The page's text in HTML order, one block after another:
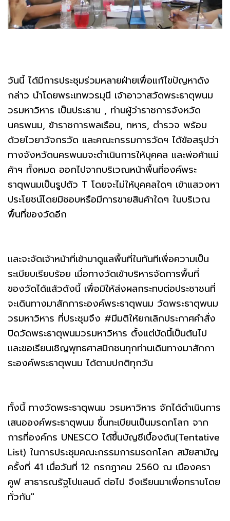
วันนี้ ได้มีการประชุมร่วมหลายฝ่ายเพื่อแก้ไขปัญหาดัง
กล่าว นำโดยพระเทพวรมุนี เจ้าอาวาสวัดพระธาตุพนม
วรมหาวิหาร เป็นประธาน , ท่านผู้ว่าราชการจังหวัด
นครพนม, ข้าราชการพลเรือน, ทหาร, ตำรวจ พร้อม
ด้วยไวยาวัจกรวัด และคณะกรรมการวัดฯ ได้ข้อสรุปว่า
ทางจังหวัดนครพนมจะดำเนินการให้บุคคล และพ่อค้าแม่
ค้าฯ ทั้งหมด ออกไปจากบริเวณหน้าพื้นที่องค์พระ
ธาตุพนมเป็นรูปตัว T โดยจะไม่ให้บุคคลใดๆ เข้าแสวงหา
ประโยชน์โดยมิชอบหรือมีการขายสินค้าใดๆ ในบริเวณ
พื้นที่ของวัดอีก
และจะจัดเจ้าหน้าที่เข้ามาดูแลพื้นที่ในทันทีเพื่อความเป็น
ระเบียบเรียบร้อย เมื่อทางวัดเข้าบริหารจัดการพื้นที่
ของวัดได้แล้วดังนี้ เพื่อมิให้ส่งผลกระทบต่อประชาชนที่
จะเดินทางมาสักการะองค์พระธาตุพนม วัดพระธาตุพนม
วรมหาวิหาร ที่ประชุมจึง #มีมติให้ยกเลิกประกาศคำสั่ง
ปิดวัดพระธาตุพนมวรมหาวิหาร ตั้งแต่บัดนี้เป็นต้นไป
และขอเรียนเชิญพุทธศาสนิกชนทุกท่านเดินทางมาสักกา
ระองค์พระธาตุพนม ได้ตามปกติทุกวัน
ทั้งนี้ ทางวัดพระธาตุพนม วรมหาวิหาร จักได้ดำเนินการ
เสนอองค์พระธาตุพนม ขึ้นทะเบียนเป็นมรดกโลก จาก
การที่องค์กร UNESCO ได้ขึ้นบัญชีเบื้องต้น(Tentative
List) ในการประชุมคณะกรรมการมรดกโลก สมัยสามัญ
ครั้งที่ 41 เมื่อวันที่ 12 กรกฎาคม 2560 ณ เมืองครา
คูฟ สาธารณรัฐโปแลนด์ ต่อไป จึงเรียนมาเพื่อทราบโดย
ทั่วกัน"